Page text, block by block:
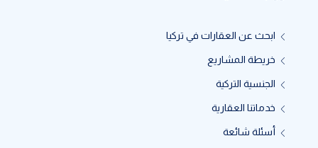
ابحث عن العقارات في تركيا
خريطة المشاريع
الجنسية التركية
خدماتنا العقارية
أسئلة شائعة